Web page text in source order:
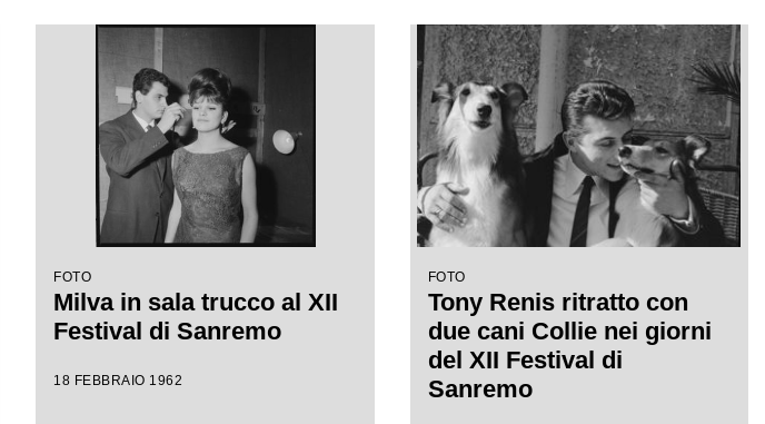
FOTO
Milva in sala trucco al XII
Festival di Sanremo
18 FEBBRAIO 1962
FOTO
Tony Renis ritratto con
due cani Collie nei giorni
del XII Festival di
Sanremo